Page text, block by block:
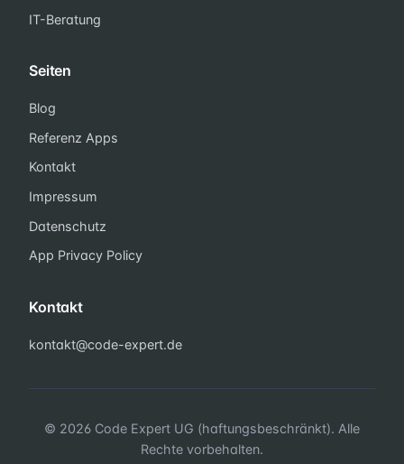
IT-Beratung
Seiten
Blog
Referenz Apps
Kontakt
Impressum
Datenschutz
App Privacy Policy
Kontakt
kontakt@code-expert.de
© 2026 Code Expert UG (haftungsbeschränkt). Alle
Rechte vorbehalten.